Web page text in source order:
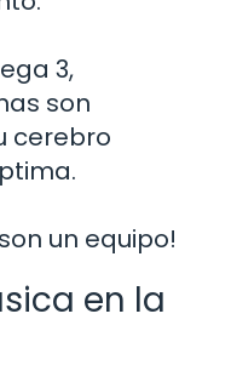
3,
son
cerebro
un equipo!
en la